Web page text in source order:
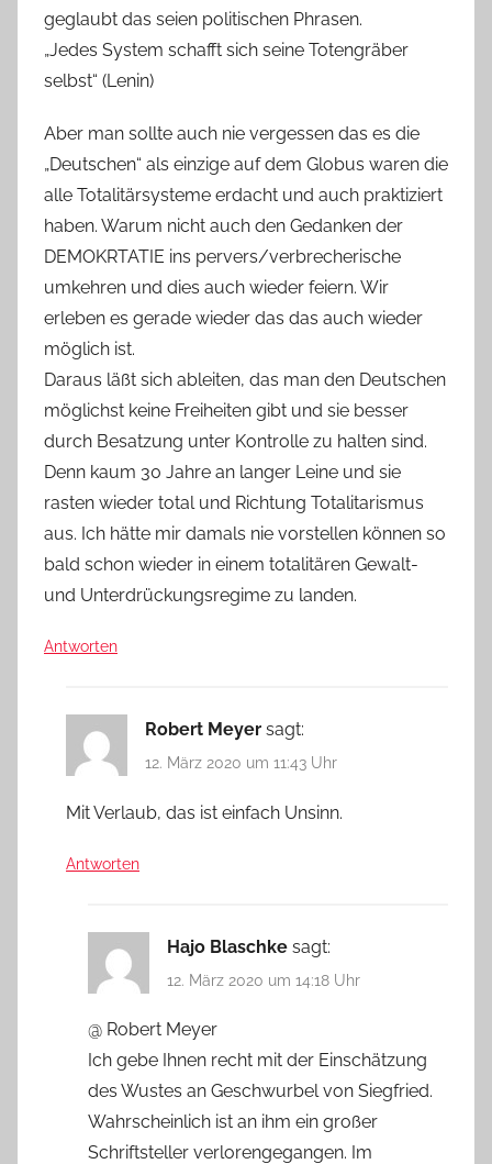
geglaubt das seien politischen Phrasen.
„Jedes System schafft sich seine Totengräber
selbst“ (Lenin)
Aber man sollte auch nie vergessen das es die
„Deutschen“ als einzige auf dem Globus waren die
alle Totalitärsysteme erdacht und auch praktiziert
haben. Warum nicht auch den Gedanken der
DEMOKRTATIE ins pervers/verbrecherische
umkehren und dies auch wieder feiern. Wir
erleben es gerade wieder das das auch wieder
möglich ist.
Daraus läßt sich ableiten, das man den Deutschen
möglichst keine Freiheiten gibt und sie besser
durch Besatzung unter Kontrolle zu halten sind.
Denn kaum 30 Jahre an langer Leine und sie
rasten wieder total und Richtung Totalitarismus
aus. Ich hätte mir damals nie vorstellen können so
bald schon wieder in einem totalitären Gewalt-
und Unterdrückungsregime zu landen.
Antworten
Robert Meyer sagt:
12. März 2020 um 11:43 Uhr
Mit Verlaub, das ist einfach Unsinn.
Antworten
Hajo Blaschke sagt:
12. März 2020 um 14:18 Uhr
@ Robert Meyer
Ich gebe Ihnen recht mit der Einschätzung
des Wustes an Geschwurbel von Siegfried.
Wahrscheinlich ist an ihm ein großer
Schriftsteller verlorengegangen. Im